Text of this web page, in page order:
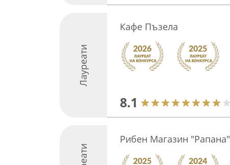
Лауреати
Кафе Пъзела
8.1
Рибен Магазин "Рапана"